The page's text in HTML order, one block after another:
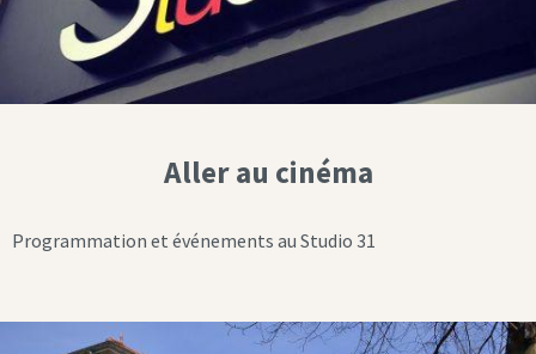
Aller au cinéma
Programmation et événements au Studio 31